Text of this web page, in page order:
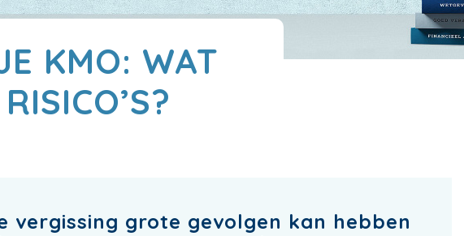
KMO: WAT
vergissing grote gevolgen kan hebben